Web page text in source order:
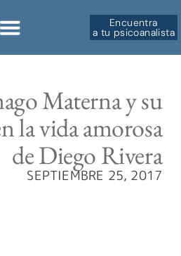
Encuentra
a tu psicoanalista
Materna y su
la vida amorosa
de Diego Rivera
SEPTIEMBRE 25, 2017